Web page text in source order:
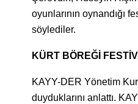
oyunlarının oynandığı
söylediler.
KÜRT BÖREĞİ
KAYY-DER Yönetim
duyduklarını anlattı.